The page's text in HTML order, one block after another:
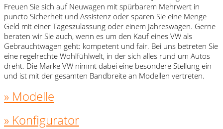
Freuen Sie sich auf Neuwagen mit spürbarem Mehrwert in
puncto Sicherheit und Assistenz oder sparen Sie eine Menge
Geld mit einer Tageszulassung oder einem Jahreswagen. Gerne
beraten wir Sie auch, wenn es um den Kauf eines VW als
Gebrauchtwagen geht: kompetent und fair. Bei uns betreten Sie
eine regelrechte Wohlfühlwelt, in der sich alles rund um Autos
dreht. Die Marke VW nimmt dabei eine besondere Stellung ein
und ist mit der gesamten Bandbreite an Modellen vertreten.
» Modelle
» Konfigurator